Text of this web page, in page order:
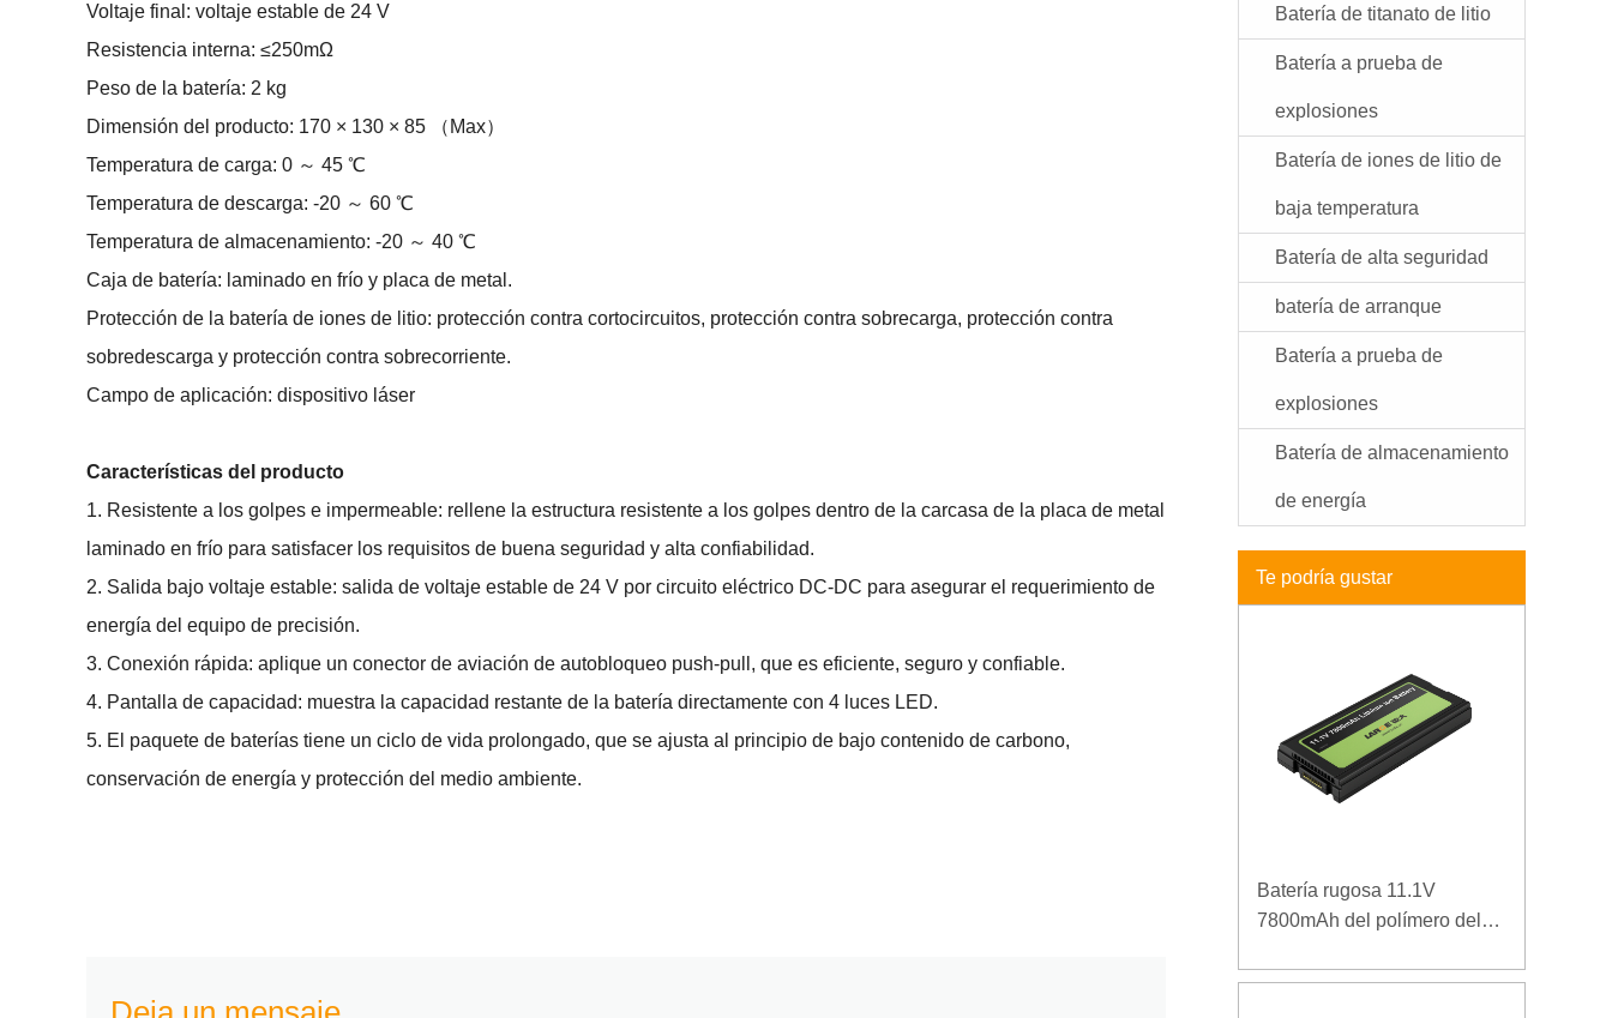
Voltaje final: voltaje estable de 24 V
Resistencia interna: ≤250mΩ
Peso de la batería: 2 kg
Dimensión del producto: 170 × 130 × 85 （Max）
Temperatura de carga: 0 ～ 45 ℃
Temperatura de descarga: -20 ～ 60 ℃
Temperatura de almacenamiento: -20 ～ 40 ℃
Caja de batería: laminado en frío y placa de metal.
Protección de la batería de iones de litio: protección contra cortocircuitos, protección contra sobrecarga, protección contra
sobredescarga y protección contra sobrecorriente.
Campo de aplicación: dispositivo láser
Características del producto
1. Resistente a los golpes e impermeable: rellene la estructura resistente a los golpes dentro de la carcasa de la placa de metal
laminado en frío para satisfacer los requisitos de buena seguridad y alta confiabilidad.
2. Salida bajo voltaje estable: salida de voltaje estable de 24 V por circuito eléctrico DC-DC para asegurar el requerimiento de
energía del equipo de precisión.
3. Conexión rápida: aplique un conector de aviación de autobloqueo push-pull, que es eficiente, seguro y confiable.
4. Pantalla de capacidad: muestra la capacidad restante de la batería directamente con 4 luces LED.
5. El paquete de baterías tiene un ciclo de vida prolongado, que se ajusta al principio de bajo contenido de carbono,
conservación de energía y protección del medio ambiente.
Batería de titanato de litio
Batería a prueba de
explosiones
Batería de iones de litio de
baja temperatura
Batería de alta seguridad
batería de arranque
Batería a prueba de
explosiones
Batería de almacenamiento
de energía
Te podría gustar
Batería rugosa 11.1V
7800mAh del polímero del
densidad de alta energía de